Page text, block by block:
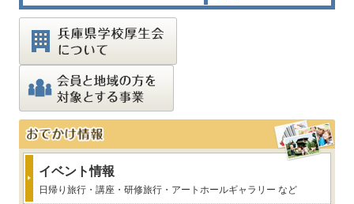
イベント情報
日帰り旅行・講座・研修旅行・アートホールギャラリー など